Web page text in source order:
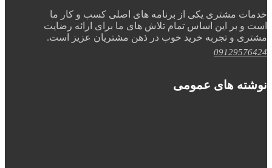
خدمات مشتری یکی از برنامه های اصلی کسب و کار ما
است و بر این اساس تمام تلاش های ما برای ارائه رضایت
مشتری و تجربه خرید خوب در ذهن مشتریان عزیز است.
09129576424
نوشته های عمومی